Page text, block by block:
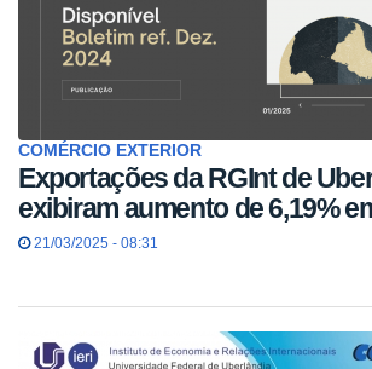
COMÉRCIO EXTERIOR
Exportações da RGInt de
exibiram aumento de 6,19%
21/03/2025 - 08:31